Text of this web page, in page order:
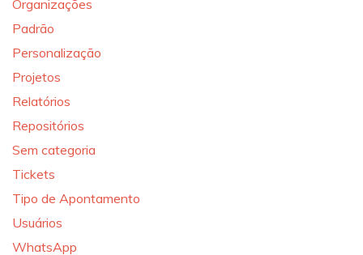
Organizações
Padrão
Personalização
Projetos
Relatórios
Repositórios
Sem categoria
Tickets
Tipo de Apontamento
Usuários
WhatsApp